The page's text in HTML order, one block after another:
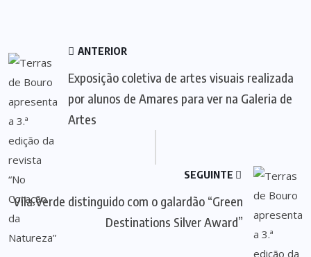
ANTERIOR
Exposição coletiva de artes visuais realizada
por alunos de Amares para ver na Galeria de
Artes
SEGUINTE
Vila Verde distinguido com o galardão “Green
Destinations Silver Award”